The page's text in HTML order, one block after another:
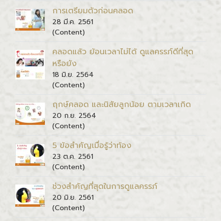
การเตรียมตัวก่อนคลอด
28 มี.ค. 2561
(Content)
คลอดแล้ว ย้อนเวลาไม่ได้ ดูแลครรภ์ดีที่สุด
หรือยัง
18 มิ.ย. 2564
(Content)
ฤกษ์คลอด และนิสัยลูกน้อย ตามเวลาเกิด
20 ก.ย. 2564
(Content)
5 ข้อสำคัญเมื่อรู้ว่าท้อง
23 ต.ค. 2561
(Content)
ช่วงสำคัญที่สุดในการดูแลครรภ์
20 มิ.ย. 2561
(Content)